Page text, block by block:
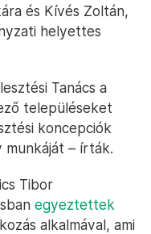
és Kívés Zoltán,
helyettes
Tanács a
településeket
koncepciók
munkáját – írták.
Tibor
egyeztettek
alkalmával, ami